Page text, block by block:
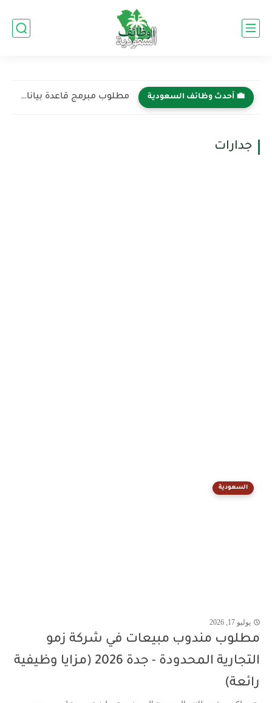
💼 أحدث وظائف السعودية مطلوب مبرمج قاعدة بيانات في شركة خدمات اطلس الدولية -...
جدارات
السعودية
يوليو 17, 2026
مطلوب مندوب مبيعات في شركة زمو
التجارية المحدودة - جدة 2026 (مزايا وظيفية
رائعة)